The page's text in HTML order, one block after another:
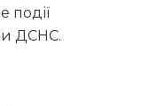
події
ДСНС.